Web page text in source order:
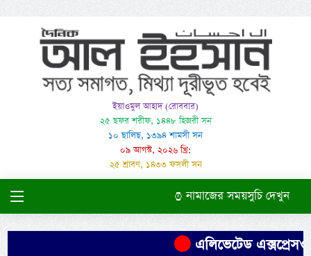
ইয়াওমুল আহাদ (রোববার)
২৫ ছফর শরীফ, ১৪৪৮ হিজরী সন
১০ ছালিছ, ১৩৯৪ শামসী সন
০৯ আগস্ট, ২০২৬ খ্রি:
২৫ শ্রাবণ, ১৪৩৩ ফসলী সন
নামাজের সময়সুচি দেখুন
এলিভেটেড